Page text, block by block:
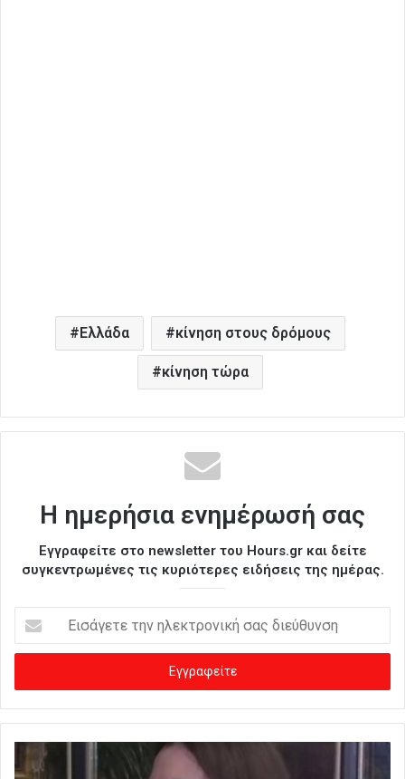
Ελλάδα κίνηση στους δρόμους
κίνηση τώρα
Η ημερήσια ενημέρωσή σας
Εγγραφείτε στο newsletter του Hours.gr και δείτε
συγκεντρωμένες τις κυριότερες ειδήσεις της ημέρας.
σ
γ
ε
τ